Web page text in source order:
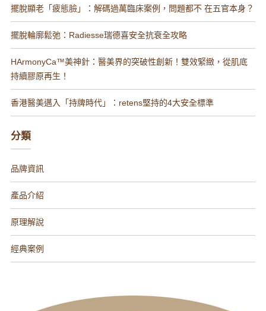
擺脫顯老「疲態臉」：解碼過萬臨床案例，問題都不 在五官本身？
擺脫輪廓鬆弛：Radiesse瑞德喜安全抗衰全攻略
HArmonyCa™️美神針：醫美界的突破性創新！雙效緊緻，從肌底
持續膠原再生！
香港醫美邁入「持牌時代」：retens堅持的4大安全標準
分類
品牌資訊
產品介紹
原理解說
經典案例